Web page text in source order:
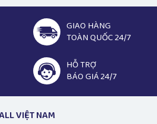
GIAO HÀNG
TOÀN QUỐC 24/7
HỖ TRỢ
BÁO GIÁ 24/7
VIỆT NAM